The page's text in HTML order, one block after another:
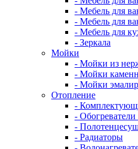
- Мебель для
- Мебель для
- Мебель для
- Зеркала
Мойки
- Мойки из
- Мойки
- Мойки
Отопление
-
-
-
- Радиаторы